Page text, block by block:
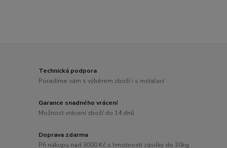
Technická podpora
Poradíme vám s výběrem zboží i s instalací
Garance snadného vrácení
Možnost vrácení zboží do 14 dnů
Doprava zdarma
Při nákupu nad 3000 Kč s hmotností zásilky do 20kg